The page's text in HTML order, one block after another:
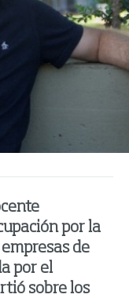
por la
de
por el
sobre los